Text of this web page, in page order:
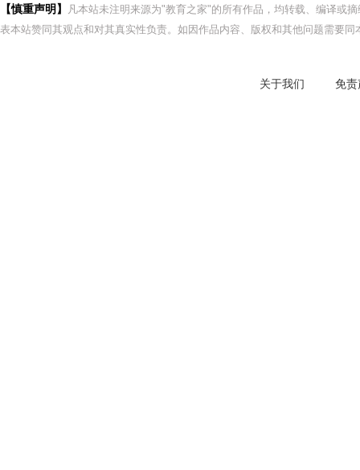
【慎重声明】
凡本站未注明来源为"教育之家"的所有作品，均转载、编译或
表本站赞同其观点和对其真实性负责。如因作品内容、版权和其他问题需要
关于我们 免责